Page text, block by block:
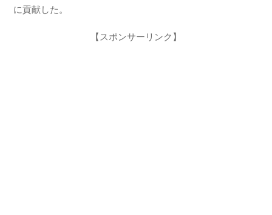
に貢献した。
【スポンサーリンク】